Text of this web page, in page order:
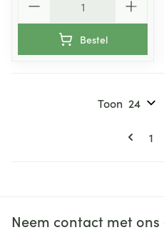
Bestel
U
1
Toon
Neem contact met ons